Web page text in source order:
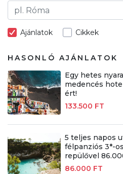
Ajánlatok Cikkek
HASONLÓ AJÁNLATOK
Egy hetes
medencés
ért!
133.500 FT
5 teljes napos
félpanziós 3*-
repülővel
86.000 FT